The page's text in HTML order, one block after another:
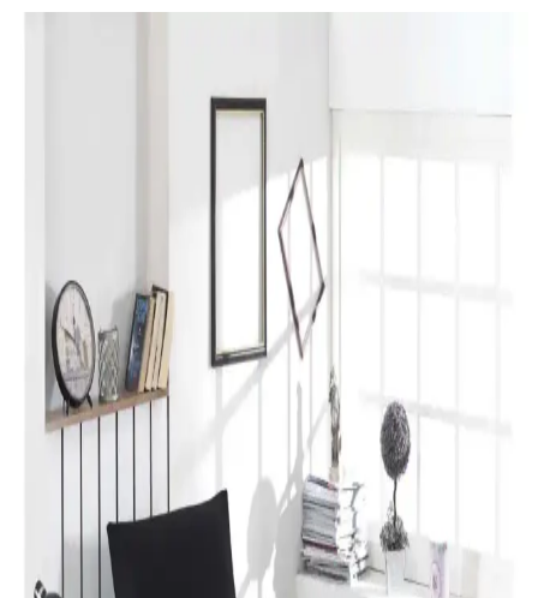
Perde ve nevresim uyumu, krem ve magnolia tonlarındaki odalarda
uyumlu renk ve desen önerileri sunulmaktadır.
Yılbaşı Nevresimleri ile Ev Dekorasyonunuzu
Geliştirin ve Atmosferinizi Zenginleştirin
Yılbaşı nevresimleri, renk, motif ve malzeme seçimleriyle evinizde
özel bir atmosfer yaratır. Dekorasyon detaylarıyla yılbaşı ruhunu
yansıtın ve yeni yılı sevdiklerinizle kutlayın.
Karaca Home Lavin %100 Pamuk Çift Kişilik
Nevresim Takımı Modern ve Şık Tasarım
Karaca Home’un Lavin nevresim takımı, %100 pamuklu kumaşı,
Adaçayı rengi ve modern tasarımıyla yatak odalarına şıklık ve
rahatlık katıyor. Uzun ömürlü ve kolay bakım özellikleriyle ideal bir
Özdilek Colormix ve Valoroso Çift Kişilik Nevresim
Takımları Karşılaştırması